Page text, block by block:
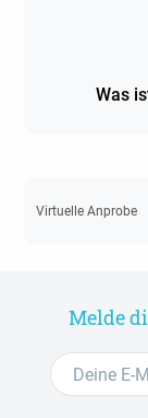
Was
Virtuelle Anprobe
Melde